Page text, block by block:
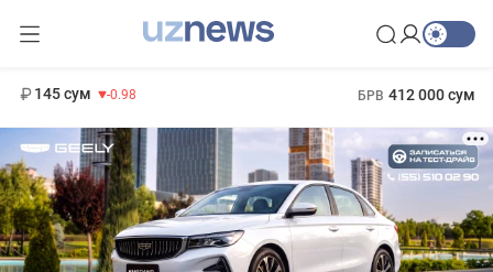
145 сум -0.98 БРВ 412 000 сум